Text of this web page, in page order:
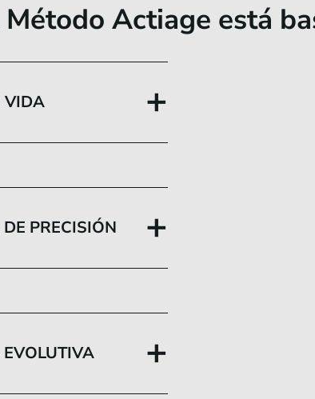
Método Actiage está
VIDA +
PRECISIÓN +
+